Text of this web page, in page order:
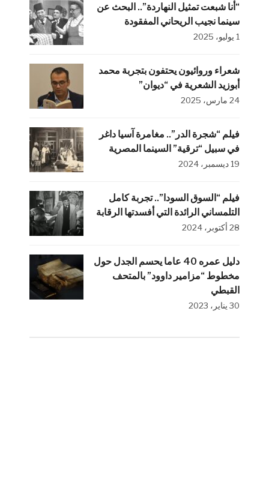
“أنا شبعت تمثيل النهاردة”.. البحث عن
سينما نجيب الريحاني المفقودة
1 يوليو، 2025
شعراء وروائيون يحتفون بتجربة محمد
أبوزيد الشعرية في “ديوان”
24 مارس، 2025
فيلم “شجرة الدر”.. مغامرة آسيا داغر
في سبيل “ترقية” السينما المصرية
19 ديسمبر، 2024
فيلم “السوق السودا”.. تجربة كامل
التلمساني الرائدة التي أفسدتها الرقابة
28 أكتوبر، 2024
دليل عمره 40 عاما يحسم الجدل حول
مخطوط “مزامير داوود” بالمتحف
القبطي
30 يناير، 2023